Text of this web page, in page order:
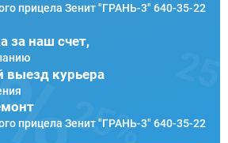
прицела Зенит "ГРАНЬ-3" 640-35-22
за наш счет,
выезд курьера
прицела Зенит "ГРАНЬ-3" 640-35-22